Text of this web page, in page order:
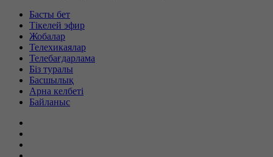
Басты бет
Тікелей эфир
Жобалар
Телехикаялар
Телебағдарлама
Біз туралы
Басшылық
Арна келбеті
Байланыс